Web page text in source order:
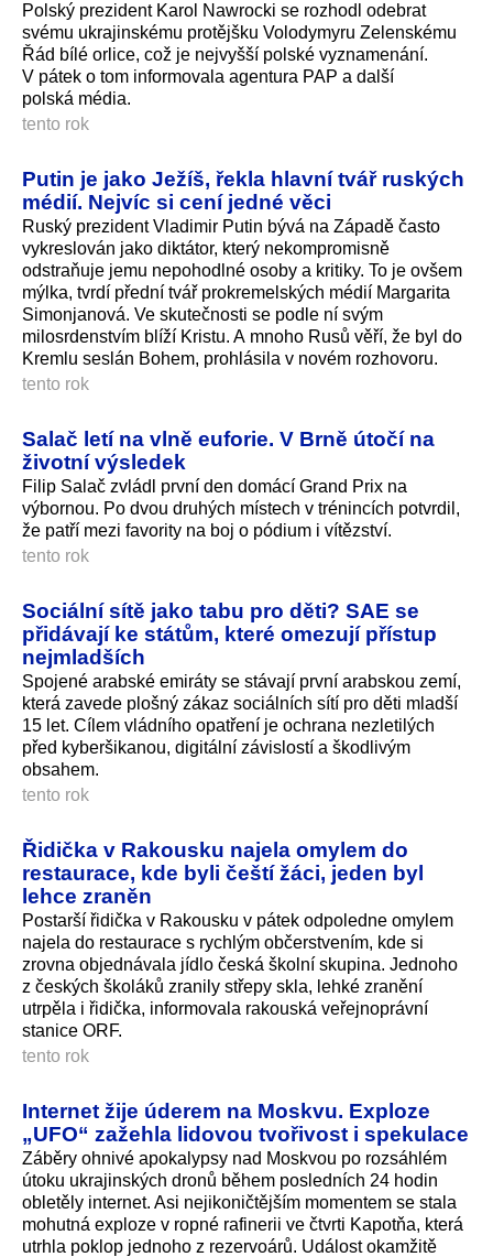
Polský prezident Karol Nawrocki se rozhodl odebrat
svému ukrajinskému protějšku Volodymyru Zelenskému
Řád bílé orlice, což je nejvyšší polské vyznamenání.
V pátek o tom informovala agentura PAP a další
polská média.
tento rok
Putin je jako Ježíš, řekla hlavní tvář ruských
médií. Nejvíc si cení jedné věci
Ruský prezident Vladimir Putin bývá na Západě často
vykreslován jako diktátor, který nekompromisně
odstraňuje jemu nepohodlné osoby a kritiky. To je ovšem
mýlka, tvrdí přední tvář prokremelských médií Margarita
Simonjanová. Ve skutečnosti se podle ní svým
milosrdenstvím blíží Kristu. A mnoho Rusů věří, že byl do
Kremlu seslán Bohem, prohlásila v novém rozhovoru.
tento rok
Salač letí na vlně euforie. V Brně útočí na
životní výsledek
Filip Salač zvládl první den domácí Grand Prix na
výbornou. Po dvou druhých místech v trénincích potvrdil,
že patří mezi favority na boj o pódium i vítězství.
tento rok
Sociální sítě jako tabu pro děti? SAE se
přidávají ke státům, které omezují přístup
nejmladších
Spojené arabské emiráty se stávají první arabskou zemí,
která zavede plošný zákaz sociálních sítí pro děti mladší
15 let. Cílem vládního opatření je ochrana nezletilých
před kyberšikanou, digitální závislostí a škodlivým
obsahem.
tento rok
Řidička v Rakousku najela omylem do
restaurace, kde byli čeští žáci, jeden byl
lehce zraněn
Postarší řidička v Rakousku v pátek odpoledne omylem
najela do restaurace s rychlým občerstvením, kde si
zrovna objednávala jídlo česká školní skupina. Jednoho
z českých školáků zranily střepy skla, lehké zranění
utrpěla i řidička, informovala rakouská veřejnoprávní
stanice ORF.
tento rok
Internet žije úderem na Moskvu. Exploze
„UFO“ zažehla lidovou tvořivost i spekulace
Záběry ohnivé apokalypsy nad Moskvou po rozsáhlém
útoku ukrajinských dronů během posledních 24 hodin
obletěly internet. Asi nejikoničtějším momentem se stala
mohutná exploze v ropné rafinerii ve čtvrti Kapotňa, která
utrhla poklop jednoho z rezervoárů. Událost okamžitě